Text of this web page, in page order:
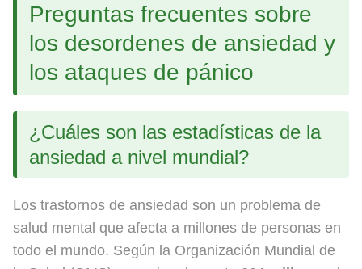
Preguntas frecuentes sobre
los desordenes de ansiedad y
los ataques de pánico
¿Cuáles son las estadísticas de la
ansiedad a nivel mundial?
Los trastornos de ansiedad son un problema de
salud mental que afecta a millones de personas en
todo el mundo. Según la Organización Mundial de